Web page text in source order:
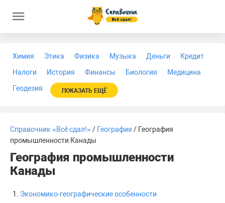
Химия Этика Физика Музыка Деньги
Кредит
Налоги
История Финансы Биология
Медицина
Геодезия
ПОКАЗАТЬ ЕЩЁ
Справочник «Всё сдал!»/ География / География
промышленности Канады
География промышленности
Канады
Экономико-географические особенности